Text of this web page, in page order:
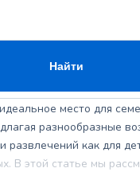
место для
разнообразные
развлечений как для
В этой статье мы